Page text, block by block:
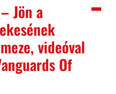
Jön a
videóval
Of